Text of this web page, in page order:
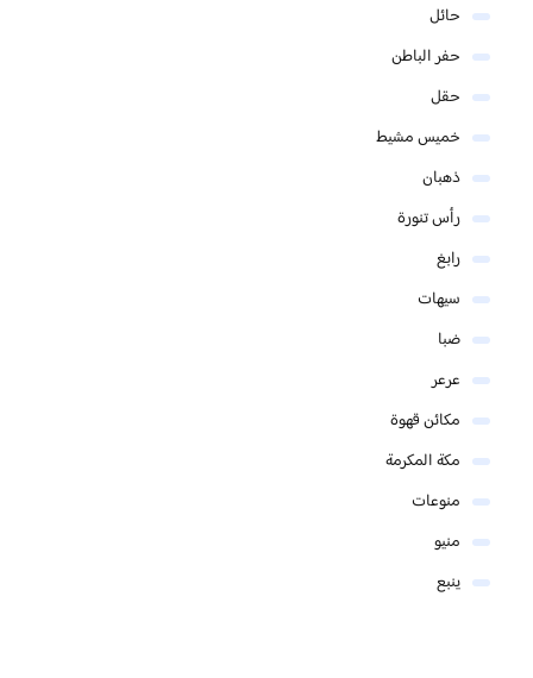
حائل
حفر الباطن
حقل
خميس مشيط
ذهبان
رأس تنورة
رابغ
سيهات
ضبا
عرعر
مكائن قهوة
مكة المكرمة
منوعات
منيو
ينبع